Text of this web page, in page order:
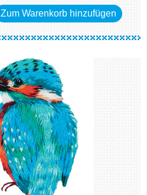
Zum Warenkorb hinzufügen